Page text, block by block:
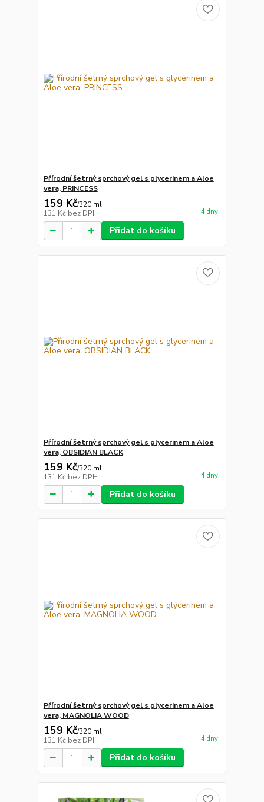
Přírodní šetrný sprchový gel s glycerinem a Aloe
vera, PRINCESS
159 Kč/320 ml
131 Kč bez DPH 4 dny
Přidat do košíku
Přírodní šetrný sprchový gel s glycerinem a Aloe
vera, OBSIDIAN BLACK
159 Kč/320 ml
131 Kč bez DPH 4 dny
Přidat do košíku
Přírodní šetrný sprchový gel s glycerinem a Aloe
vera, MAGNOLIA WOOD
159 Kč/320 ml
131 Kč bez DPH 4 dny
Přidat do košíku